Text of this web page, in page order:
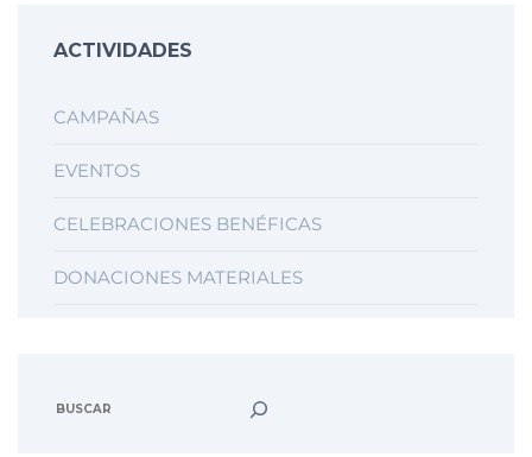
ACTIVIDADES
CAMPAÑAS
EVENTOS
CELEBRACIONES BENÉFICAS
DONACIONES MATERIALES